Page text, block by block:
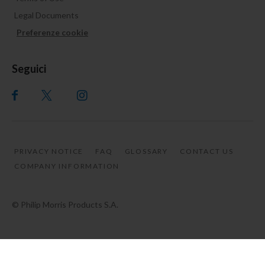
Legal Documents
Preferenze cookie
Seguici
PRIVACY NOTICE FAQ GLOSSARY
CONTACT US
COMPANY INFORMATION
© Philip Morris Products S.A.